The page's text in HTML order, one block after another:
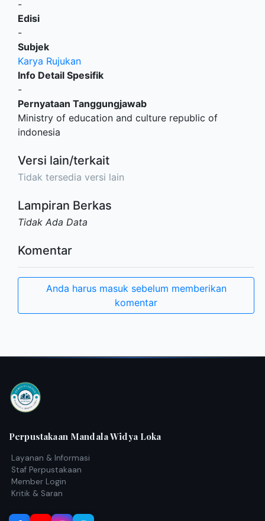
-
Edisi
-
Subjek
Karya Rujukan
Info Detail Spesifik
-
Pernyataan Tanggungjawab
Ministry of education and culture republic of
indonesia
Versi lain/terkait
Tidak tersedia versi lain
Lampiran Berkas
Tidak Ada Data
Komentar
Anda harus masuk sebelum memberikan
komentar
Perpustakaan Mandala Widya Loka
Layanan & Informasi
Staf Perpustakaan
Member Login
Kritik & Saran